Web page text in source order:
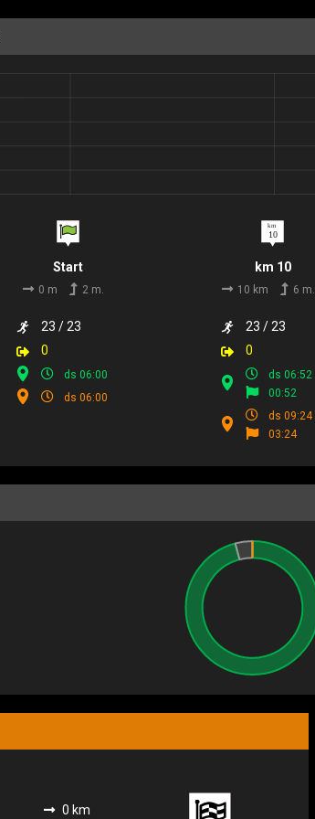
Start
0 m 2 m.
23 / 23
0
ds 06:00
ds 06:00
km 10
10 km 6 m.
23 / 23
0
ds 06:52
00:52
ds 09:24
03:24
0 km